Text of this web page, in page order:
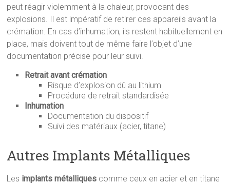
peut réagir violemment à la chaleur, provocant des
explosions. Il est impératif de retirer ces appareils avant la
crémation. En cas d’inhumation, ils restent habituellement en
place, mais doivent tout de même faire l’objet d’une
documentation précise pour leur suivi.
Retrait avant crémation
Risque d’explosion dû au lithium
Procédure de retrait standardisée
Inhumation
Documentation du dispositif
Suivi des matériaux (acier, titane)
Autres Implants Métalliques
Les implants métalliques comme ceux en acier et en titane